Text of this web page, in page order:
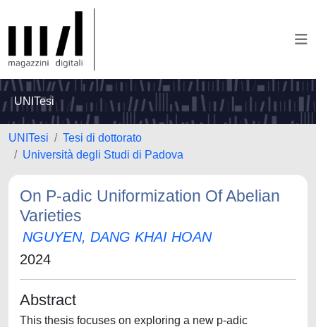
UNITesi
UNITesi
Tesi di dottorato
Università degli Studi di Padova
On P-adic Uniformization Of Abelian
Varieties
NGUYEN, DANG KHAI HOAN
2024
Abstract
This thesis focuses on exploring a new p-adic